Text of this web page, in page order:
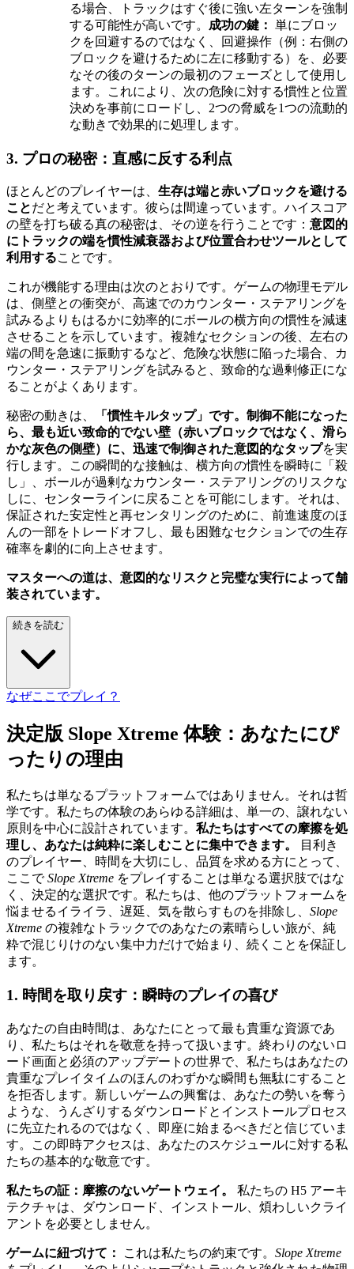
る場合、トラックはすぐ後に強い左ターンを強制
する可能性が高いです。 成功の鍵： 単にブロッ
クを回避するのではなく、回避操作（例：右側の
ブロックを避けるために左に移動する）を、必要
なその後のターンの最初のフェーズとして使用し
ます。これにより、次の危険に対する慣性と位置
決めを事前にロードし、2つの脅威を1つの流動的
な動きで効果的に処理します。
3. プロの秘密：直感に反する利点
ほとんどのプレイヤーは、 生存は端と赤いブロックを避ける
ことだと考えています。彼らは間違っています。ハイスコア
の壁を打ち破る真の秘密は、その逆を行うことです： 意図的
にトラックの端を慣性減衰器および位置合わせツールとして
利用することです。
これが機能する理由は次のとおりです。ゲームの物理モデル
は、側壁との衝突が、高速でのカウンター・ステアリングを
試みるよりもはるかに効率的にボールの横方向の慣性を減速
させることを示しています。複雑なセクションの後、左右の
端の間を急速に振動するなど、危険な状態に陥った場合、カ
ウンター・ステアリングを試みると、致命的な過剰修正にな
ることがよくあります。
秘密の動きは、 「慣性キルタップ」 です。制御不能になった
ら、最も近い致命的でない壁（赤いブロックではなく、滑ら
かな灰色の側壁）に、迅速で制御された意図的なタップを実
行します。この瞬間的な接触は、横方向の慣性を瞬時に「殺
し」、ボールが過剰なカウンター・ステアリングのリスクな
しに、センターラインに戻ることを可能にします。それは、
保証された安定性と再センタリングのために、前進速度のほ
んの一部をトレードオフし、最も困難なセクションでの生存
確率を劇的に向上させます。
マスターへの道は、意図的なリスクと完璧な実行によって舗
装されています。
続きを読む
なぜここでプレイ？
決定版 Slope Xtreme 体験：あなたにぴ
ったりの理由
私たちは単なるプラットフォームではありません。それは哲
学です。私たちの体験のあらゆる詳細は、単一の、譲れない
原則を中心に設計されています。 私たちはすべての摩擦を処
理し、あなたは純粋に楽しむことに集中できます。
目利き
のプレイヤー、時間を大切にし、品質を求める方にとって、
ここでSlope Xtreme をプレイすることは単なる選択肢ではな
く、決定的な選択です。私たちは、他のプラットフォームを
悩ませるイライラ、遅延、気を散らすものを排除し、 Slope
Xtreme の複雑なトラックでのあなたの素晴らしい旅が、純
粋で混じりけのない集中力だけで始まり、続くことを保証し
ます。
1. 時間を取り戻す：瞬時のプレイの喜び
あなたの自由時間は、あなたにとって最も貴重な資源であ
り、私たちはそれを敬意を持って扱います。終わりのないロ
ード画面と必須のアップデートの世界で、私たちはあなたの
貴重なプレイタイムのほんのわずかな瞬間も無駄にすること
を拒否します。新しいゲームの興奮は、あなたの勢いを奪う
ような、うんざりするダウンロードとインストールプロセス
に先立たれるのではなく、即座に始まるべきだと信じていま
す。この即時アクセスは、あなたのスケジュールに対する私
たちの基本的な敬意です。
私たちの証：摩擦のないゲートウェイ。
私たちの H5 アーキ
テクチャは、ダウンロード、インストール、煩わしいクライ
アントを必要としません。
ゲームに紐づけて： これは私たちの約束です。 Slope Xtreme